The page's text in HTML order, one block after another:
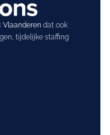
Vlaanderendat ook
tijdelijke staffing